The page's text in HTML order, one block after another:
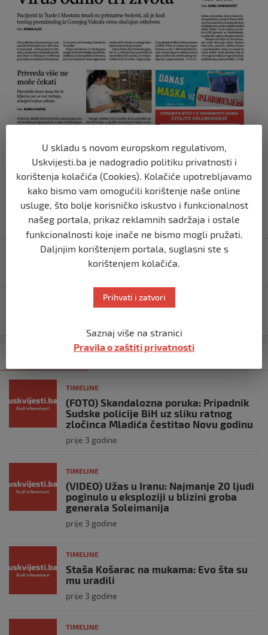
Naslovnica Oslobođenja 31. mart/ožujak 2020.
Izvor vijesti:oslobodjenje.ba
Navigacija
Mađarski parlament izglasao zakon koji dozvoljava
Orbanu da vlada ukazima
UŽIVO: Raste broj zaraženih koronavirusom, u BiH
TIMELINE
(FOTO) Skandalozna poruka: Pripadnik
Sudske policije BiH uz sliku ratnog
zločinca Mladića čestitao Novu godinu
prije 3 godine
TIMELINE
(VIDEO) Užas u Iranu: Najmanje 20 ljudi
poginulo u eksploziji u blizini groba
generala Soleimanija
prije 3 godine
TIMELINE
Staša Košarac na mukama: Evo šta su
mu uradili
prije 3 godine
TIMELINE
U skladu s novom europskom regulativom,
Uskvijesti.ba je nadogradio politiku privatnosti i
korištenja kolačića (Cookies). Kolačiće upotrebljavamo
kako bismo vam omogućili korištenje naše online
usluge, što bolje korisničko iskustvo i funkcionalnost
našeg portala, prikaz reklamnih sadržaja i ostale
funkcionalnosti koje inače ne bismo mogli pružati.
Daljnjim korištenjem portala, suglasni ste s
korištenjem kolačića.
Prihvati i zatvori
Saznaj više na stranici
Pravila o zaštiti privatnosti